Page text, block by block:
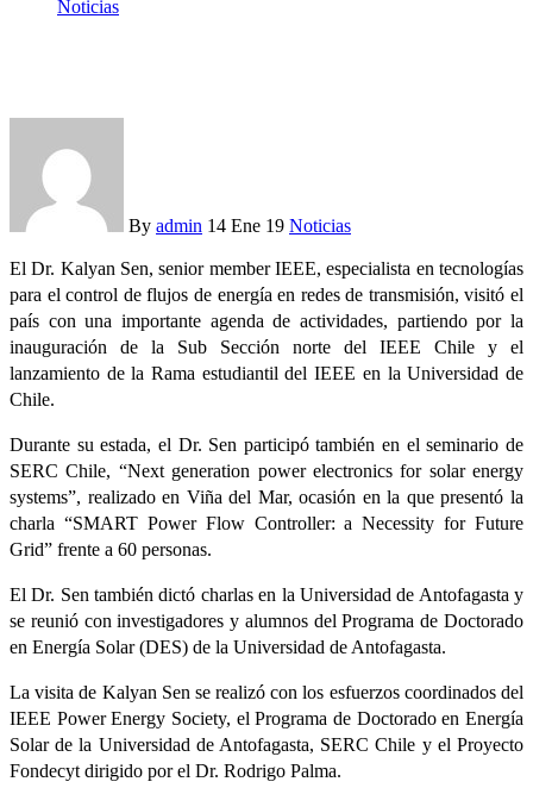
Noticias
By admin 14 Ene 19 Noticias
El Dr. Kalyan Sen, senior member IEEE, especialista en tecnologías
para el control de flujos de energía en redes de transmisión, visitó el
país con una importante agenda de actividades, partiendo por la
inauguración de la Sub Sección norte del IEEE Chile y el
lanzamiento de la Rama estudiantil del IEEE en la Universidad de
Chile.
Durante su estada, el Dr. Sen participó también en el seminario de
SERC Chile, “Next generation power electronics for solar energy
systems”, realizado en Viña del Mar, ocasión en la que presentó la
charla “SMART Power Flow Controller: a Necessity for Future
Grid” frente a 60 personas.
El Dr. Sen también dictó charlas en la Universidad de Antofagasta y
se reunió con investigadores y alumnos del Programa de Doctorado
en Energía Solar (DES) de la Universidad de Antofagasta.
La visita de Kalyan Sen se realizó con los esfuerzos coordinados del
IEEE Power Energy Society, el Programa de Doctorado en Energía
Solar de la Universidad de Antofagasta, SERC Chile y el Proyecto
Fondecyt dirigido por el Dr. Rodrigo Palma.